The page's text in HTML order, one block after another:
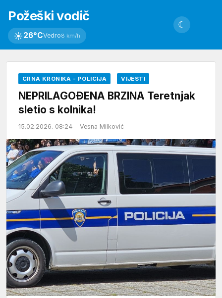
Požeški vodič
☀26°CVedro8 km/h
☾
CRNA KRONIKA - POLICIJA VIJESTI
NEPRILAGOĐENA BRZINA Teretnjak
sletio s kolnika!
15.02.2026. 08:24 Vesna Milković